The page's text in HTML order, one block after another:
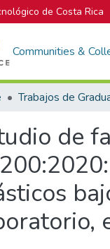
de Costa Rica
Communities &
Trabajos de
de